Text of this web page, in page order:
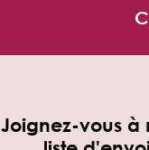
Joignez-vous à